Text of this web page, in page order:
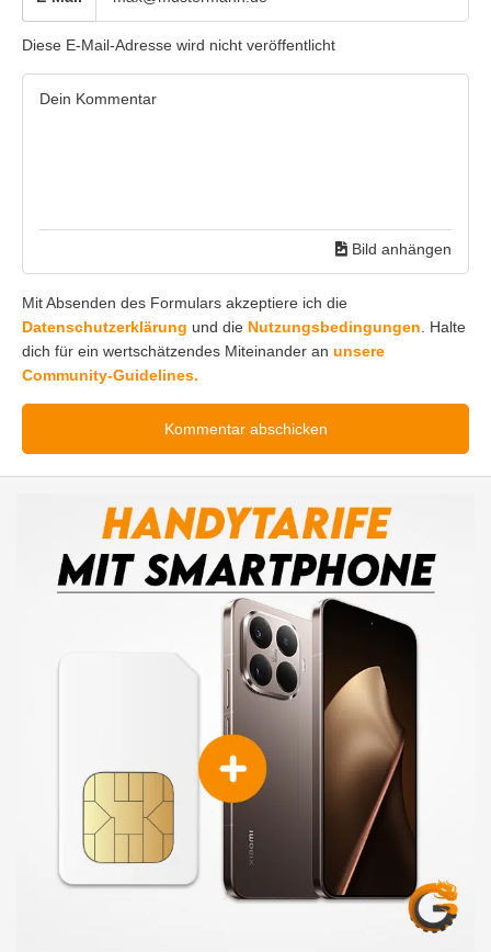
Diese E-Mail-Adresse wird nicht veröffentlicht
Bild anhängen
Mit Absenden des Formulars akzeptiere ich die
Datenschutzerklärung und die Nutzungsbedingungen. Halte
dich für ein wertschätzendes Miteinander an unsere
Community-Guidelines.